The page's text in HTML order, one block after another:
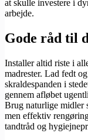
at skulle investere i
arbejde.
Gode råd til
Installer altid riste i
madrester. Lad fedt
skraldespanden i
gennem afløbet
Brug naturlige midler
men effektiv
tandtråd og